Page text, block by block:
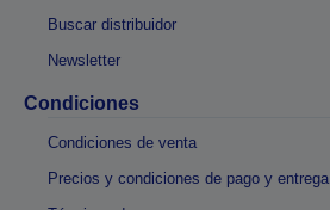
Buscar distribuidor
Newsletter
Condiciones
Condiciones de venta
Precios y condiciones de pago y entrega